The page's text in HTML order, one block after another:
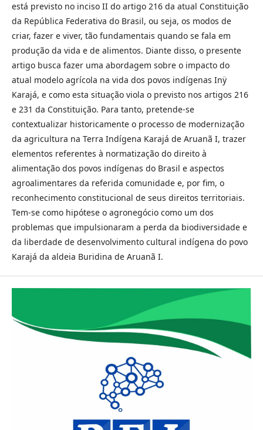
está previsto no inciso II do artigo 216 da atual Constituição
da República Federativa do Brasil, ou seja, os modos de
criar, fazer e viver, tão fundamentais quando se fala em
produção da vida e de alimentos. Diante disso, o presente
artigo busca fazer uma abordagem sobre o impacto do
atual modelo agrícola na vida dos povos indígenas Inÿ
Karajá, e como esta situação viola o previsto nos artigos 216
e 231 da Constituição. Para tanto, pretende-se
contextualizar historicamente o processo de modernização
da agricultura na Terra Indígena Karajá de Aruanã I, trazer
elementos referentes à normatização do direito à
alimentação dos povos indígenas do Brasil e aspectos
agroalimentares da referida comunidade e, por fim, o
reconhecimento constitucional de seus direitos territoriais.
Tem-se como hipótese o agronegócio como um dos
problemas que impulsionaram a perda da biodiversidade e
da liberdade de desenvolvimento cultural indígena do povo
Karajá da aldeia Buridina de Aruanã I.